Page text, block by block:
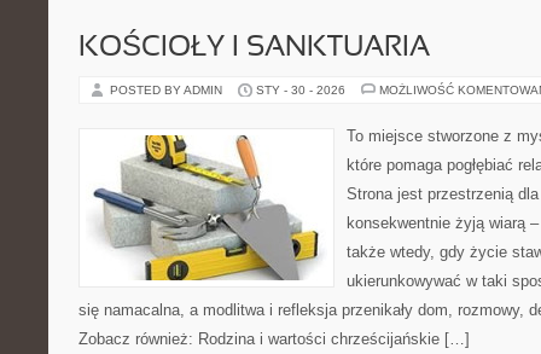
KOŚCIOŁY I SANKTUARIA
POSTED BY ADMIN STY - 30 - 2026 MOŻLIWOŚĆ
To miejsce stworzone z
które pomaga pogłębiać
Strona jest przestrzenią
konsekwentnie żyją wiarą
także wtedy, gdy życie
ukierunkowywać w taki
się namacalna, a modlitwa i refleksja przenikały dom, rozmowy,
Zobacz również: Rodzina i wartości chrześcijańskie […]